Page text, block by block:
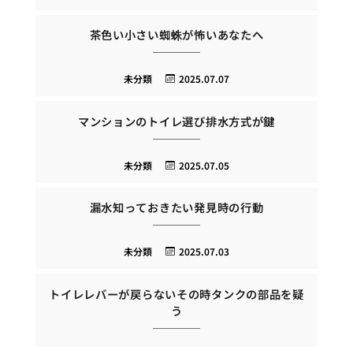
茶色い小さい蜘蛛が怖いあなたへ
2025.07.07
未分類
マンションのトイレ選び排水方式が鍵
2025.07.05
未分類
漏水知っておきたい発見時の行動
2025.07.03
未分類
トイレレバーが戻らないその時タンクの部品を疑
う